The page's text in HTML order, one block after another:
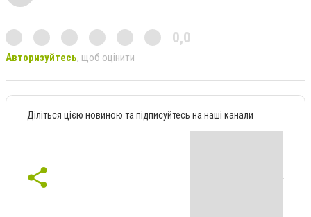
0,0
Авторизуйтесь, щоб оцінити
Діліться цією новиною та підписуйтесь на наші канали